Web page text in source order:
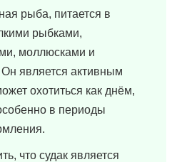
рыба, питается в
рыбками,
моллюсками и
является активным
охотиться как днём,
в периоды
что судак является